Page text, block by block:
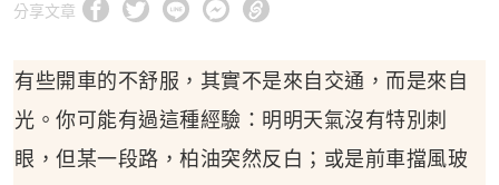
分享文章
有些開車的不舒服，其實不是來自交通，而是來自
光。你可能有過這種經驗：明明天氣沒有特別刺
眼，但某一段路，柏油突然反白；或是前車擋風玻